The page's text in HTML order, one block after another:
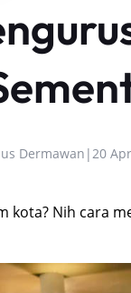
Dermawan |20
kota? Nih cara